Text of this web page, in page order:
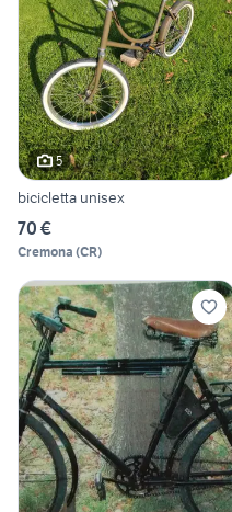
5
bicicletta unisex
70 €
Cremona (CR)